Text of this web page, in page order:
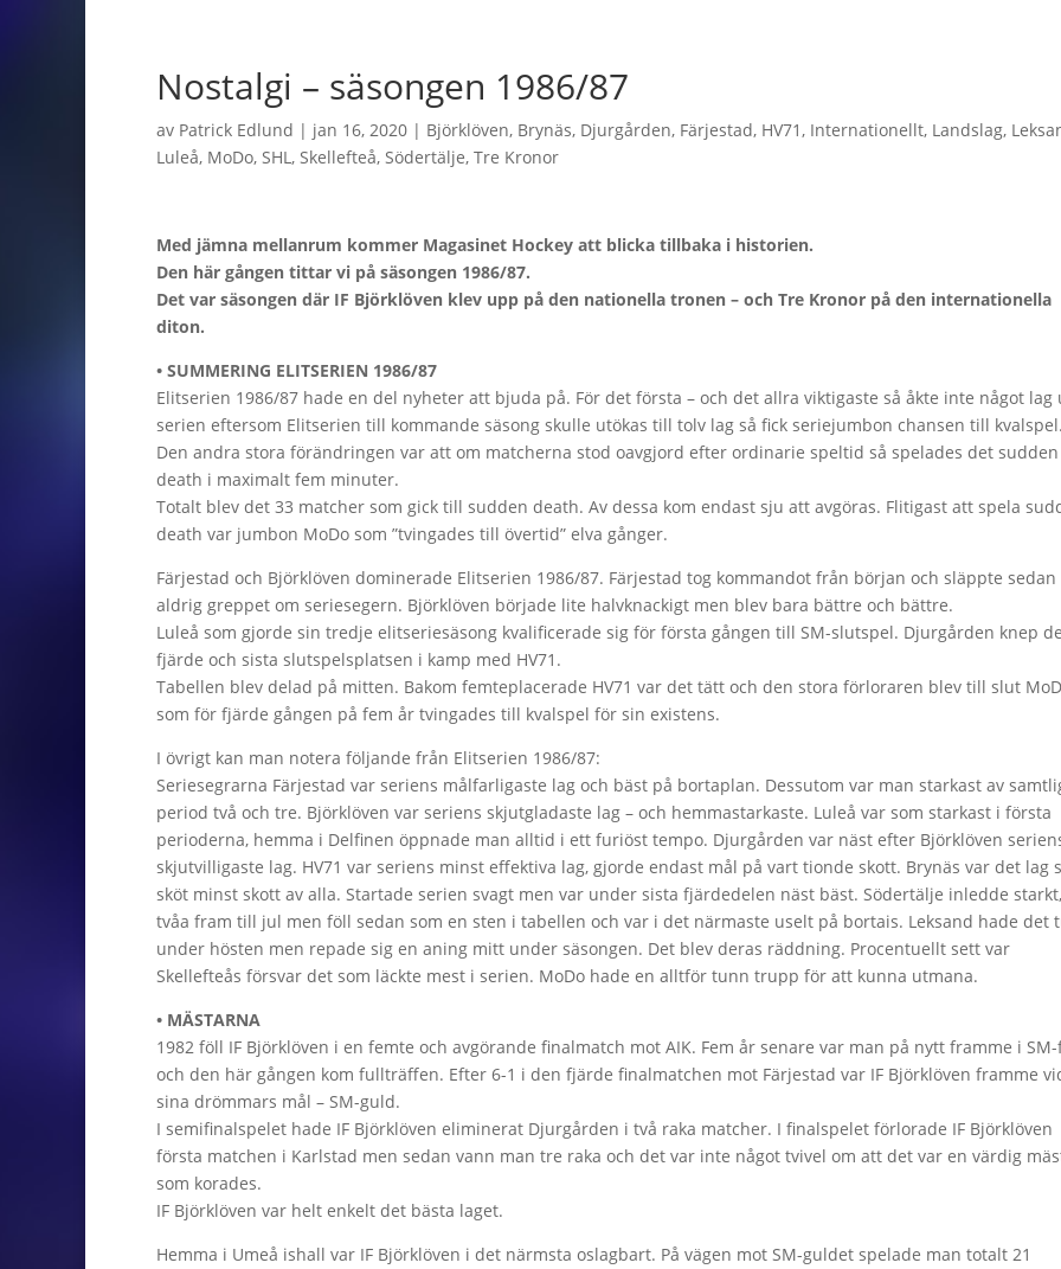
Nostalgi – säsongen 1986/87
av Patrick Edlund | jan 16, 2020 | Björklöven, Brynäs, Djurgården, Färjestad, HV71, Internationellt, Landslag,
Luleå, MoDo, SHL, Skellefteå, Södertälje, Tre Kronor
Med jämna mellanrum kommer Magasinet Hockey att blicka tillbaka i historien.
Den här gången tittar vi på säsongen 1986/87.
Det var säsongen där IF Björklöven klev upp på den nationella tronen – och Tre Kronor på den internationella
diton.
• SUMMERING ELITSERIEN 1986/87
Elitserien 1986/87 hade en del nyheter att bjuda på. För det första – och det allra viktigaste så åkte inte något lag
serien eftersom Elitserien till kommande säsong skulle utökas till tolv lag så fick seriejumbon chansen till kvalspel.
Den andra stora förändringen var att om matcherna stod oavgjord efter ordinarie speltid så spelades det sudden
death i maximalt fem minuter.
Totalt blev det 33 matcher som gick till sudden death. Av dessa kom endast sju att avgöras. Flitigast att spela
death var jumbon MoDo som ”tvingades till övertid” elva gånger.
Färjestad och Björklöven dominerade Elitserien 1986/87. Färjestad tog kommandot från början och släppte sedan
aldrig greppet om seriesegern. Björklöven började lite halvknackigt men blev bara bättre och bättre.
Luleå som gjorde sin tredje elitseriesäsong kvalificerade sig för första gången till SM-slutspel. Djurgården knep
fjärde och sista slutspelsplatsen i kamp med HV71.
Tabellen blev delad på mitten. Bakom femteplacerade HV71 var det tätt och den stora förloraren blev till slut
som för fjärde gången på fem år tvingades till kvalspel för sin existens.
I övrigt kan man notera följande från Elitserien 1986/87:
Seriesegrarna Färjestad var seriens målfarligaste lag och bäst på bortaplan. Dessutom var man starkast av
period två och tre. Björklöven var seriens skjutgladaste lag – och hemmastarkaste. Luleå var som starkast i första
perioderna, hemma i Delfinen öppnade man alltid i ett furiöst tempo. Djurgården var näst efter Björklöven
skjutvilligaste lag. HV71 var seriens minst effektiva lag, gjorde endast mål på vart tionde skott. Brynäs var det lag
sköt minst skott av alla. Startade serien svagt men var under sista fjärdedelen näst bäst. Södertälje inledde starkt,
tvåa fram till jul men föll sedan som en sten i tabellen och var i det närmaste uselt på bortais. Leksand hade det
under hösten men repade sig en aning mitt under säsongen. Det blev deras räddning. Procentuellt sett var
Skellefteås försvar det som läckte mest i serien. MoDo hade en alltför tunn trupp för att kunna utmana.
• MÄSTARNA
1982 föll IF Björklöven i en femte och avgörande finalmatch mot AIK. Fem år senare var man på nytt framme i
och den här gången kom fullträffen. Efter 6-1 i den fjärde finalmatchen mot Färjestad var IF Björklöven framme
sina drömmars mål – SM-guld.
I semifinalspelet hade IF Björklöven eliminerat Djurgården i två raka matcher. I finalspelet förlorade IF Björklöven
första matchen i Karlstad men sedan vann man tre raka och det var inte något tvivel om att det var en värdig
som korades.
IF Björklöven var helt enkelt det bästa laget.
Hemma i Umeå ishall var IF Björklöven i det närmsta oslagbart. På vägen mot SM-guldet spelade man totalt 21